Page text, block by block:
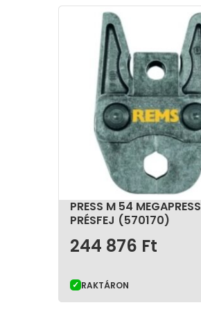
PRESS M 54 MEGAPRESS
PRÉSFEJ (570170)
244 876 Ft
RAKTÁRON